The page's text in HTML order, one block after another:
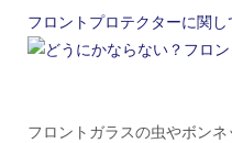
フロントプロテクターに関
フロントガラスの虫やボン